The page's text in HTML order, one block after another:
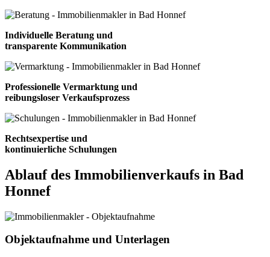
Individuelle Beratung und
transparente Kommunikation
Professionelle Vermarktung und
reibungsloser Verkaufsprozess
Rechtsexpertise und
kontinuierliche Schulungen
Ablauf des Immobilienverkaufs in Bad
Honnef
Objektaufnahme und Unterlagen